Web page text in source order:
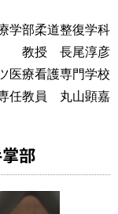
せ
学部柔道整復学科
教授 長尾淳彦
医療看護専門学校
任教員 丸山顕嘉
部